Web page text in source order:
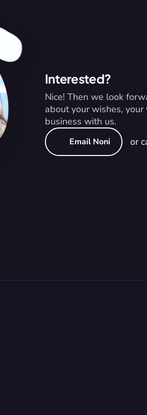
Interested?
Nice! Then we look
about your wishes,
business with us.
Email Noni or